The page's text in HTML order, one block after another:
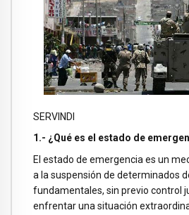
SERVINDI
1.- ¿Qué es el estado de
El estado de emergencia es un
a la suspensión de determinados
fundamentales, sin previo control
enfrentar una situación